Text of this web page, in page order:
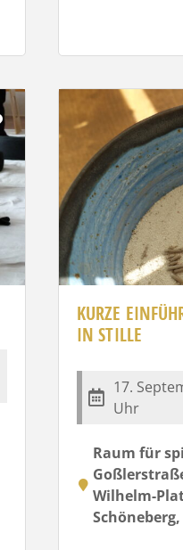
Favorit
KURZE
IN STILLE
17.
Uhr
Raum für
Wilhelm-